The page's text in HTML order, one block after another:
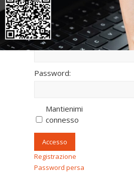
〉 Accesso all’area
Nome utente:
Password:
Mantienimi
connesso
Accesso
Registrazione
Password persa